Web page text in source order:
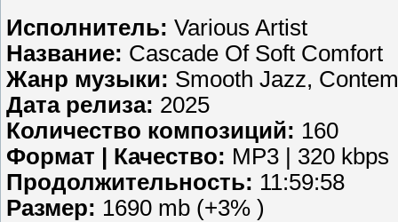
Исполнитель: Various Artist
Название: Cascade Of Soft Comfort
Жанр музыки: Smooth Jazz,
Дата релиза: 2025
Количество композиций: 160
Формат | Качество: MP3 | 320 kbps
Продолжительность: 11:59:58
Размер: 1690 mb (+3% )